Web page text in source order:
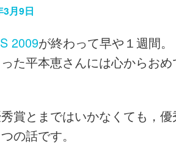
3月9日
2009が終わって早や１週間。
た平本恵さんには心からお
賞とまではいかなくても，
の話です。